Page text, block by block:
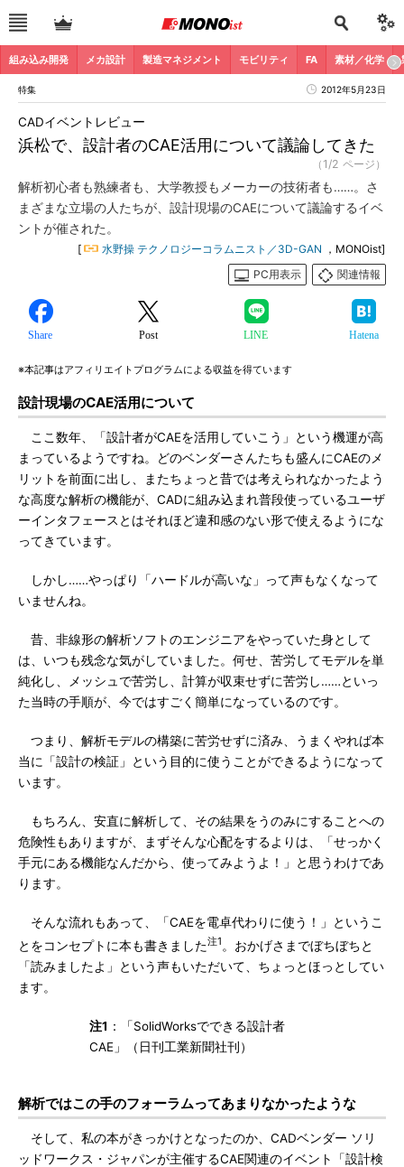
組み込み開発 メカ設計 製造マネジメント モビリティ FA 素材／化学
特集 2012年5月23日
浜松で、設計者のCAE活用について議論してきた
CADイベントレビュー
（1/2 ページ）
解析初心者も熟練者も、大学教授もメーカーの技術者も……。さ
まざまな立場の人たちが、設計現場のCAEについて議論するイベ
ントが催された。
[ 水野操 テクノロジーコラムニスト／3D-GAN ，MONOist]
PC用表示
関連情報
Share Post LINE Hatena
※本記事はアフィリエイトプログラムによる収益を得ています
設計現場のCAE活用について
ここ数年、「設計者がCAEを活用していこう」という機運が高
まっているようですね。どのベンダーさんたちも盛んにCAEのメ
リットを前面に出し、またちょっと昔では考えられなかったよう
な高度な解析の機能が、CADに組み込まれ普段使っているユーザ
ーインタフェースとはそれほど違和感のない形で使えるようにな
ってきています。
しかし……やっぱり「ハードルが高いな」って声もなくなって
いませんね。
昔、非線形の解析ソフトのエンジニアをやっていた身として
は、いつも残念な気がしていました。何せ、苦労してモデルを単
純化し、メッシュで苦労し、計算が収束せずに苦労し……といっ
た当時の手順が、今ではすごく簡単になっているのです。
つまり、解析モデルの構築に苦労せずに済み、うまくやれば本
当に「設計の検証」という目的に使うことができるようになって
います。
もちろん、安直に解析して、その結果をうのみにすることへの
危険性もありますが、まずそんな心配をするよりは、「せっかく
手元にある機能なんだから、使ってみようよ！」と思うわけであ
ります。
そんな流れもあって、「CAEを電卓代わりに使う！」というこ
とをコンセプトに本も書きました注1 。おかげさまでぼちぼちと
「読みましたよ」という声もいただいて、ちょっとほっとしてい
ます。
注1 ：「SolidWorksでできる設計者
CAE」（日刊工業新聞社刊）
解析ではこの手のフォーラムってあまりなかったような
そして、私の本がきっかけとなったのか、CADベンダー ソリ
ッドワークス・ジャパンが主催するCAE関連のイベント「設計検